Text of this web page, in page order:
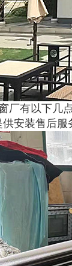
厂有以下几
安装售后服